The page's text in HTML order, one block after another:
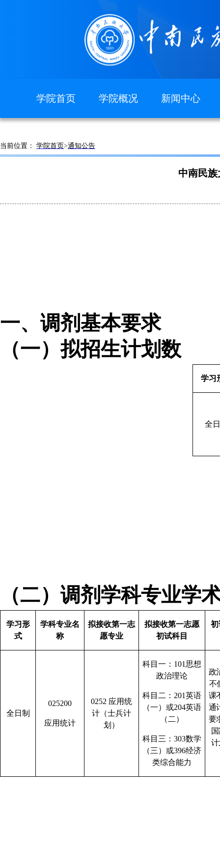
学院首页
图片新闻
学院概况
学院简介
组织机构
新闻中心
当前位置： 学院首页>通知公告
中南民
一、调剂基本要求
（一）拟招生计划数
学习
全
（二）调剂学科专业学
学习形
式
学科专业名
称
拟接收第一志
愿专业
拟接收第一志愿
初试科目
初
全日制
025200
应用统计
0252 应用统
计 （士兵计
划）
科目一： 101 思想
政治理论
科目二： 201英语
（一）或204英语
（二）
科目三： 303数学
（三）或396经济
类综合能力
政
不
课
通
要
计